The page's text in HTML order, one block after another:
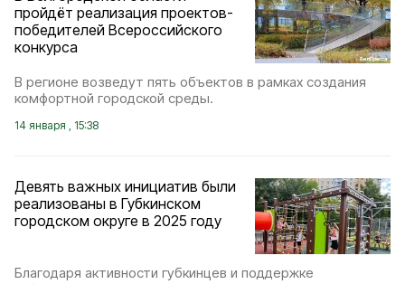
пройдёт реализация проектов-
победителей Всероссийского
конкурса
В регионе возведут пять объектов в рамках создания
комфортной городской среды.
14 января , 15:38
Девять важных инициатив были
реализованы в Губкинском
городском округе в 2025 году
Благодаря активности губкинцев и поддержке